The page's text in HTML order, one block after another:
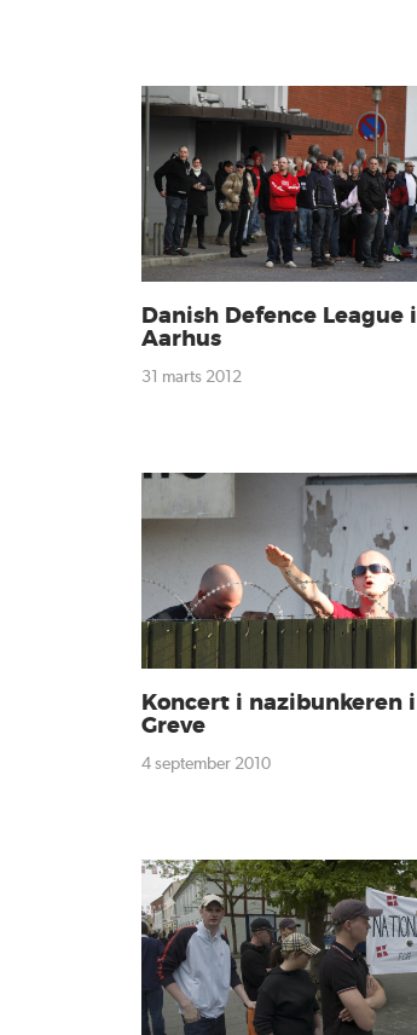
Danish Defence League i
Aarhus
31 marts 2012
Koncert i nazibunkeren i
Greve
4 september 2010